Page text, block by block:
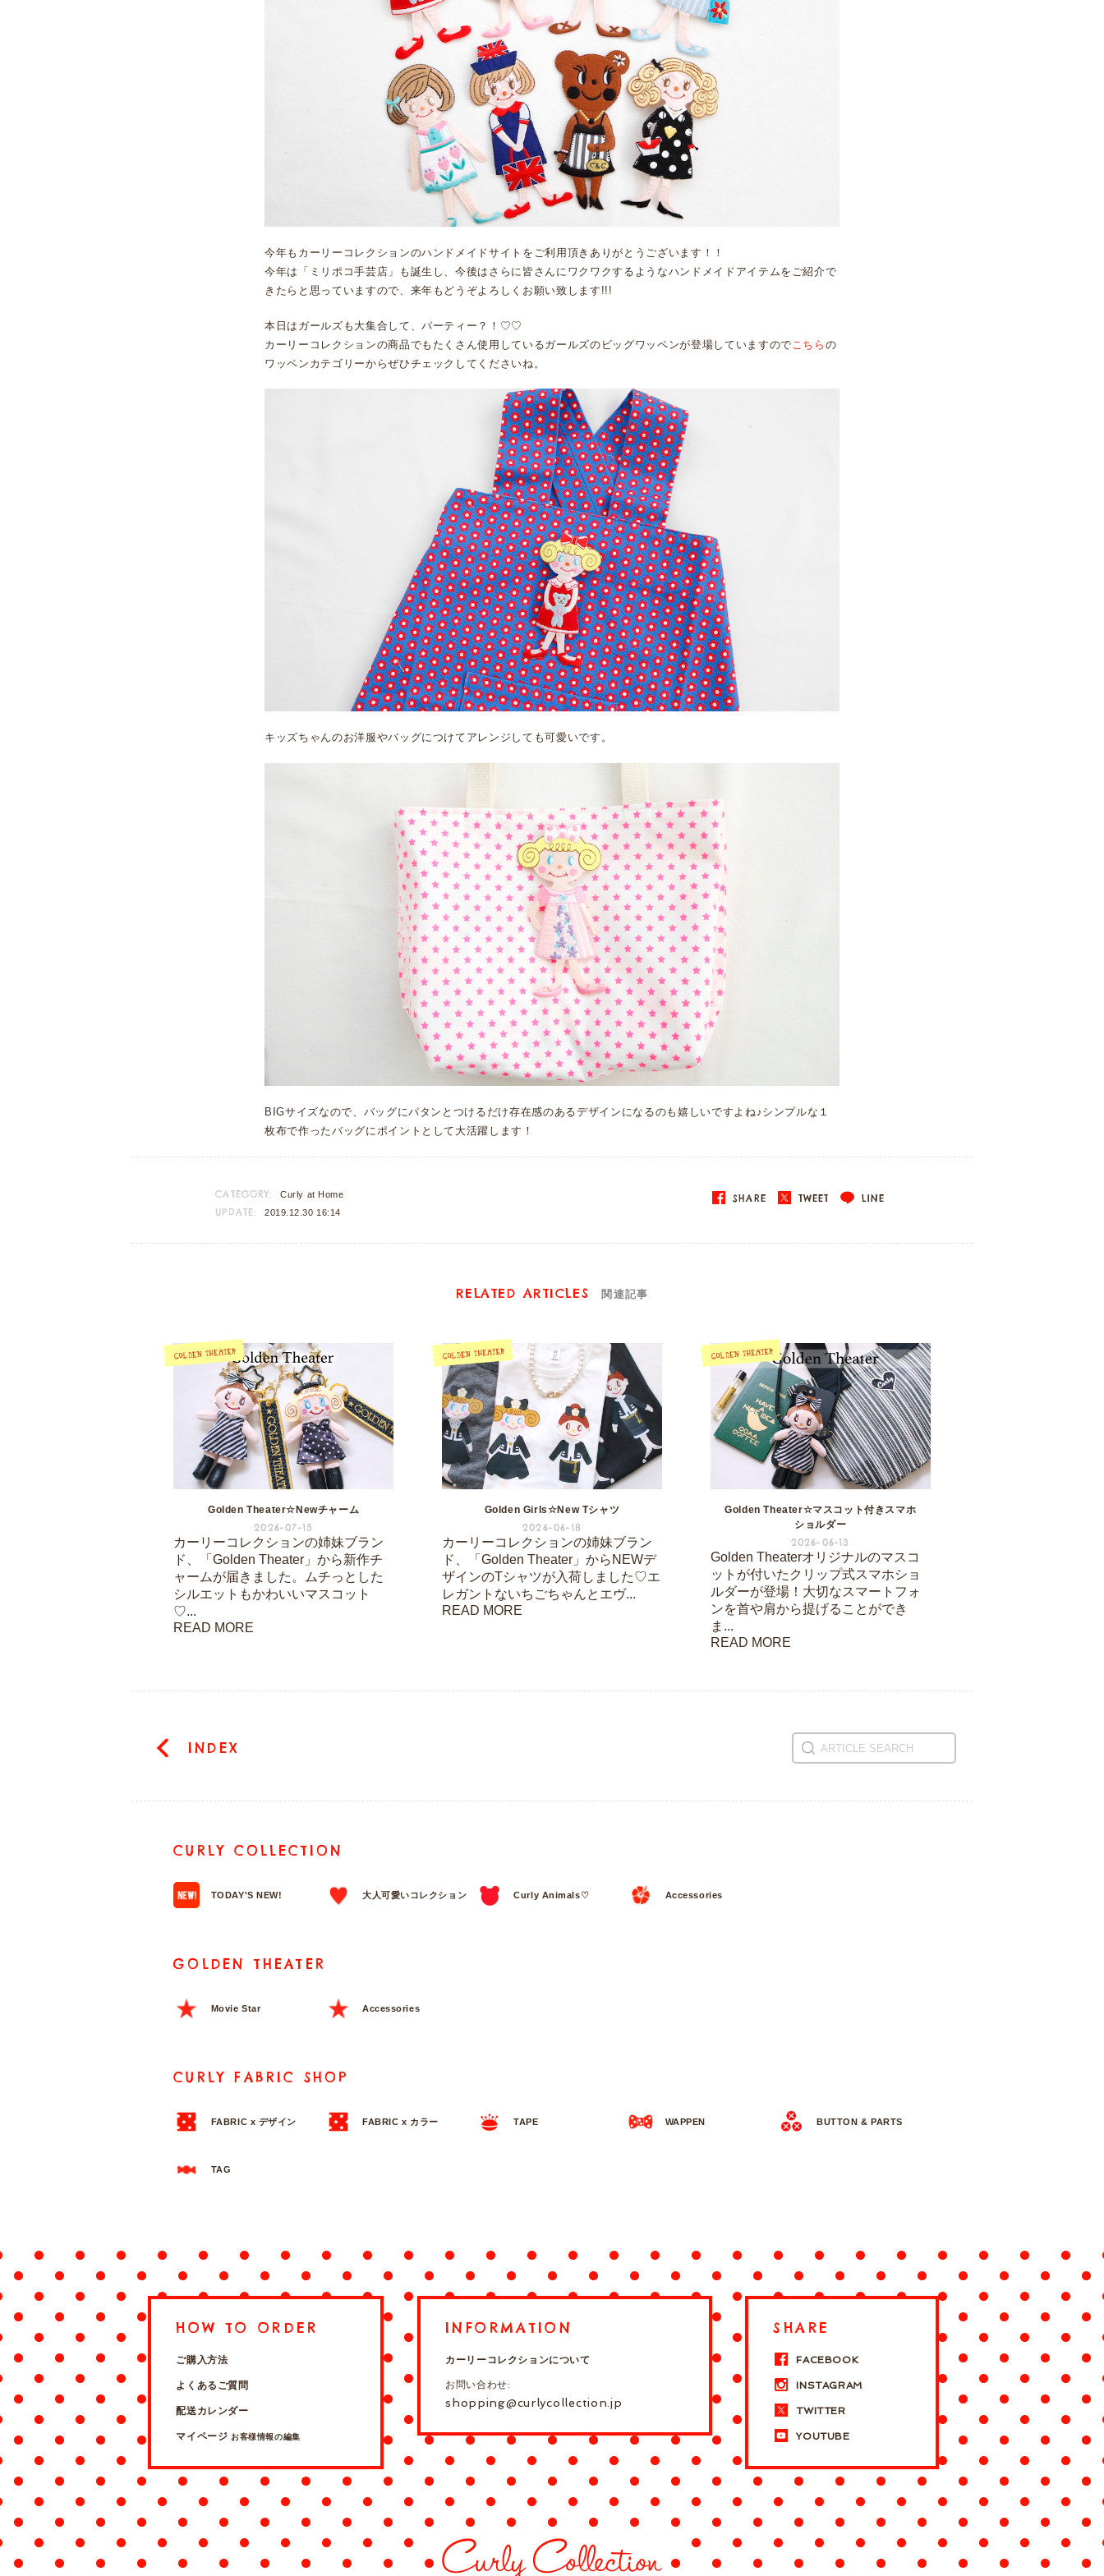
今年もカーリーコレクションのハンドメイドサイトをご利用頂きありがとうございます！！
今年は「ミリポコ手芸店」も誕生し、今後はさらに皆さんにワクワクするようなハンドメイドアイテムをご紹介で
きたらと思っていますので、来年もどうぞよろしくお願い致します!!!
本日はガールズも大集合して、パーティー？！♡♡
カーリーコレクションの商品でもたくさん使用しているガールズのビッグワッペンが登場していますので こちら の
ワッペンカテゴリーからぜひチェックしてくださいね。
キッズちゃんのお洋服やバッグにつけてアレンジしても可愛いです。
BIGサイズなので、バッグにパタンとつけるだけ存在感のあるデザインになるのも嬉しいですよね♪シンプルな１
枚布で作ったバッグにポイントとして大活躍します！
CATEGORY: Curly at Home
UPDATE: 2019.12.30 16:14
SHARE TWEET LINE
RELATED ARTICLES 関連記事
Golden Theater☆Newチャーム
2026-07-15
カーリーコレクションの姉妹ブラン
ド、「Golden Theater」から新作チ
ャームが届きました。ムチっとした
シルエットもかわいいマスコット
♡...
READ MORE
Golden Girls☆New Tシャツ
2026-06-18
カーリーコレクションの姉妹ブラン
ド、「Golden Theater」からNEWデ
ザインのTシャツが入荷しました♡エ
レガントないちごちゃんとエヴ...
READ MORE
Golden Theater☆マスコット付きスマホ
ショルダー
2026-06-13
Golden Theaterオリジナルのマスコ
ットが付いたクリップ式スマホショ
ルダーが登場！大切なスマートフォ
ンを首や肩から提げることができ
ま...
READ MORE
INDEX
CURLY COLLECTION
TODAY'S NEW! 大人可愛いコレクション Curly Animals♡ Accessories
GOLDEN THEATER
Movie Star Accessories
CURLY FABRIC SHOP
FABRIC x デザイン FABRIC x カラー TAPE WAPPEN BUTTON & PARTS
TAG
HOW TO ORDER
ご購入方法
よくあるご質問
配送カレンダー
マイページお客様情報の編集
INFORMATION
カーリーコレクションについて
お問い合わせ:
shopping@curlycollection.jp
SHARE
FACEBOOK
INSTAGRAM
TWITTER
YOUTUBE